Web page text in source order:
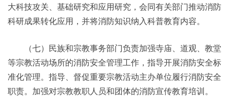
大科技攻关、基础研究和应用研究，会同有关部门推动消防
科研成果转化应用，并将消防知识纳入科普教育内容。
（七）民族和宗教事务部门负责加强寺庙、道观、教堂
等宗教活动场所的消防安全管理工作，指导开展消防安全标
准化管理。指导、督促重要宗教活动主办单位履行消防安全
职责。加强对宗教教职人员和团体的消防宣传教育培训。